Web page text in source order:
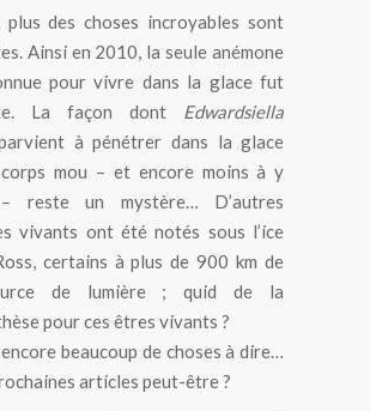
plus des choses incroyables sont
Ainsi en 2010, la seule anémone
pour vivre dans la glace fut
La façon dont Edwardsiella
à pénétrer dans la glace
mou – et encore moins à y
reste un mystère… D’autres
vivants ont été notés sous l’ice
certains à plus de 900 km de
de lumière ; quid de la
pour ces êtres vivants ?
beaucoup de choses à dire…
articles peut-être ?